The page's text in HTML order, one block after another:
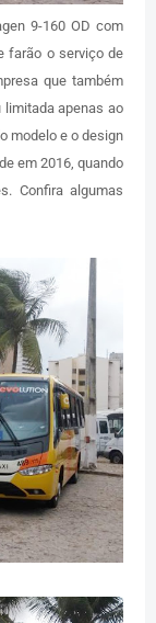
9-160 OD com
farão o serviço de
que também
limitada apenas ao
modelo e o design
em 2016, quando
Confira algumas